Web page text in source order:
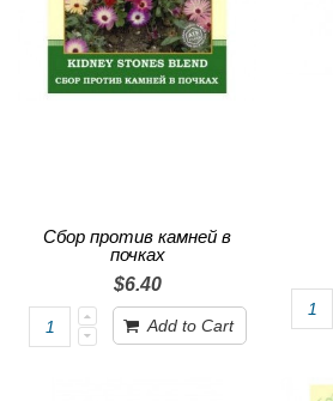
Сбор против камней в
почках
$6.40
Add to Cart